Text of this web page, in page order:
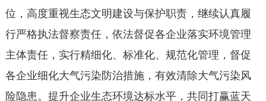
位，高度重视生态文明建设与保护职责，继续认真履
行严格执法督察责任，依法督促各企业落实环境管理
主体责任，实行精细化、标准化、规范化管理，督促
各企业细化大气污染防治措施，有效清除大气污染风
险隐患。提升企业生态环境达标水平，共同打赢蓝天